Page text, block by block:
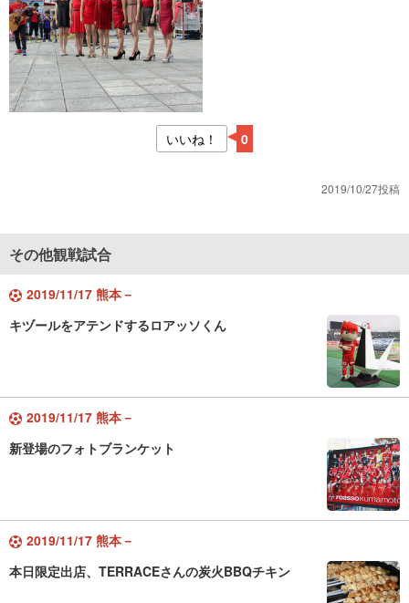
いいね！ 0
2019/10/27投稿
その他観戦試合
2019/11/17 熊本－
キヅールをアテンドするロアッソくん
2019/11/17 熊本－
新登場のフォトブランケット
2019/11/17 熊本－
本日限定出店、TERRACEさんの炭火BBQチキン